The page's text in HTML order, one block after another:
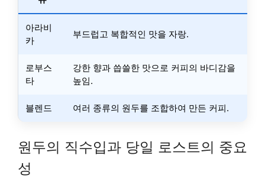
아라비
카
부드럽고 복합적인 맛을 자랑.
로부스
타
강한 향과 씁쓸한 맛으로 커피의 바디감을
높임.
블렌드 여러 종류의 원두를 조합하여 만든 커피.
원두의 직수입과 당일 로스트의 중요
성